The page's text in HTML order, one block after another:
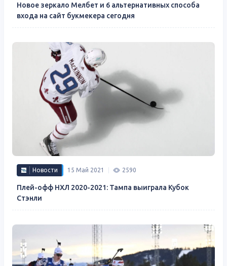
Новое зеркало Мелбет и 6 альтернативных способа
входа на сайт букмекера сегодня
Новости 15 Май 2021 2590
Плей-офф НХЛ 2020-2021: Тампа выиграла Кубок
Стэнли